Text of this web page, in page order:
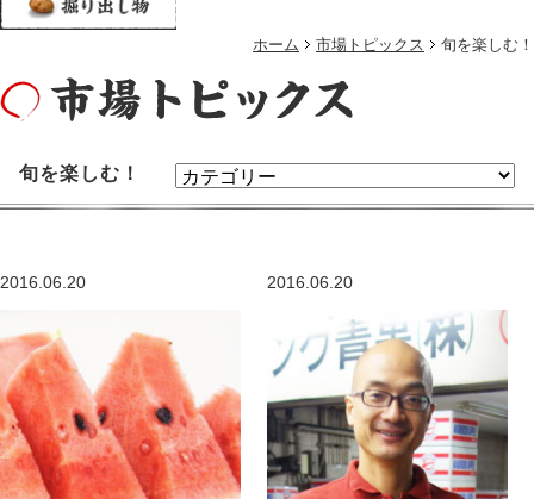
ホーム 市場トピックス 旬を楽しむ！
旬を楽しむ！
2016.06.20 2016.06.20